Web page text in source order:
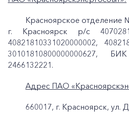
Красноярское
г. Красноярск p/c
40821810331020000002,
30101810800000000627,
2466132221.
Адрес ПАО
660017, г. Красноярск, ул.